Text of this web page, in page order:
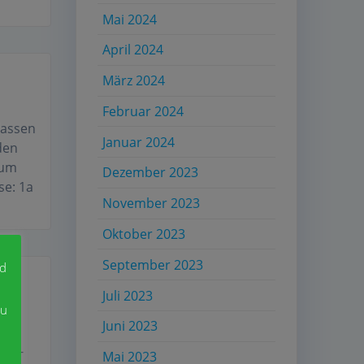
1a
Mai 2024
April 2024
März 2024
Februar 2024
Januar 2024
Dezember 2023
November 2023
Oktober 2023
September 2023
Juli 2023
Juni 2023
Mai 2023